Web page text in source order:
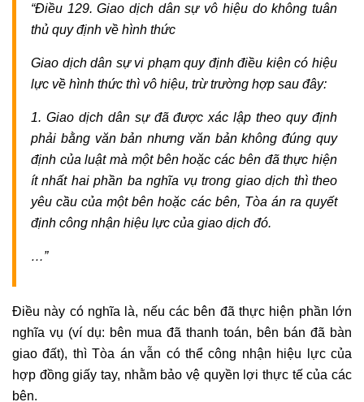
“Điều 129. Giao dịch dân sự vô hiệu do không tuân
thủ quy định về hình thức
Giao dịch dân sự vi phạm quy định điều kiện có hiệu
lực về hình thức thì vô hiệu, trừ trường hợp sau đây:
1. Giao dịch dân sự đã được xác lập theo quy định
phải bằng văn bản nhưng văn bản không đúng quy
định của luật mà một bên hoặc các bên đã thực hiện
ít nhất hai phần ba nghĩa vụ trong giao dịch thì theo
yêu cầu của một bên hoặc các bên, Tòa án ra quyết
định công nhận hiệu lực của giao dịch đó.
…”
Điều này có nghĩa là, nếu các bên đã thực hiện phần lớn
nghĩa vụ (ví dụ: bên mua đã thanh toán, bên bán đã bàn
giao đất), thì Tòa án vẫn có thể công nhận hiệu lực của
hợp đồng giấy tay, nhằm bảo vệ quyền lợi thực tế của các
bên.